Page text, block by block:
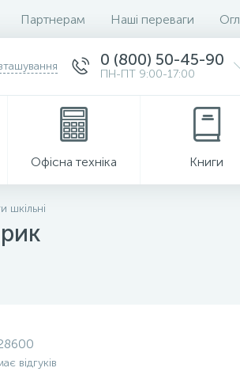
Партнерам Наші переваги
0 (800) 50-45-90
ПН-ПТ 9:00-17:00
Офісна техніка Книги
товари
шкільні
відгуків